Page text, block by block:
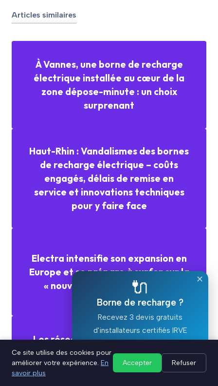
Articles similaires
À Vannes, une borne de recharge
électrique installée au cœur de la
zone dépose-minute : un choix
surprenant
Haut-Rhin : Vandalismes des bornes
de recharge électrique – coûts
engagés, délais de remise en
service et innovations techniques
pour y faire face
Electra intensifie son expansion en
Europe et se prépare à surfer sur la
« nouvelle vague électrique »
Les réseaux essentiels des bornes
de recharge pour véhicules
électriques : un pilier de la mobilité
✕
🔌
Borne de recharge ?
Recevez 3 devis gratuits
d'installateurs certifiés IRVE
Devis gratuit ⚡
Ce site utilise des cookies pour
améliorer votre expérience. En
savoir plus
Accepter Refuser